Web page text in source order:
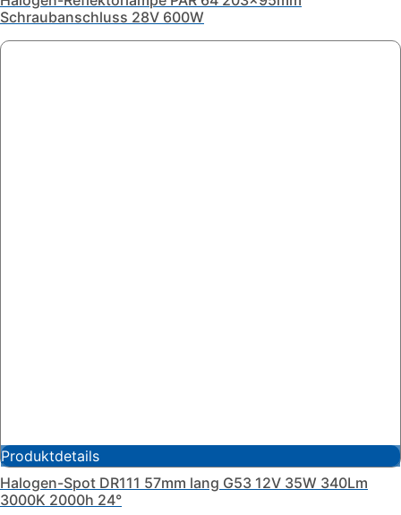
Schraubanschluss 28V 600W
Produktdetails
Halogen-Spot DR111 57mm lang G53 12V 35W 340Lm
3000K 2000h 24°